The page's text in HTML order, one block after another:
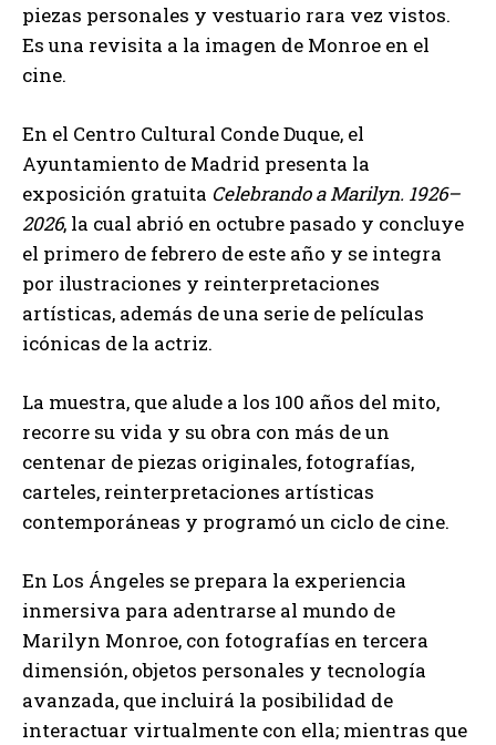
piezas personales y vestuario rara vez vistos.
Es una revisita a la imagen de Monroe en el
cine.
En el Centro Cultural Conde Duque, el
Ayuntamiento de Madrid presenta la
exposición gratuita Celebrando a Marilyn. 1926–
2026, la cual abrió en octubre pasado y concluye
el primero de febrero de este año y se integra
por ilustraciones y reinterpretaciones
artísticas, además de una serie de películas
icónicas de la actriz.
La muestra, que alude a los 100 años del mito,
recorre su vida y su obra con más de un
centenar de piezas originales, fotografías,
carteles, reinterpretaciones artísticas
contemporáneas y programó un ciclo de cine.
En Los Ángeles se prepara la experiencia
inmersiva para adentrarse al mundo de
Marilyn Monroe, con fotografías en tercera
dimensión, objetos personales y tecnología
avanzada, que incluirá la posibilidad de
interactuar virtualmente con ella; mientras que